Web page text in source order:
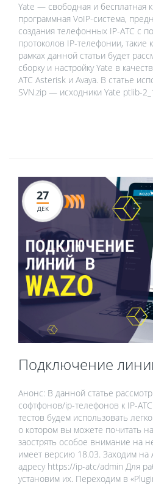
Yate — свободная и бесплатная
программная VoIP-система,
создания телефонных IP-АТС с
протоколов IP-телефонии, такие
рамках данной статьи будет
сборку и настройку Yate в
АТС Asterisk и Avaya. В статье
SVN.zip — исходники Yate ptlib-
27
ДЕК
Подключение
Анонс: В данной статье
софтфонов/ip-телефонов к IP-
тестов будем использовать
о котором вы можете почитать
заострять особое внимание на
имеет версию 18.03. Заходим
адресу https://ip-atc/admin Для
установим их. Переходим в